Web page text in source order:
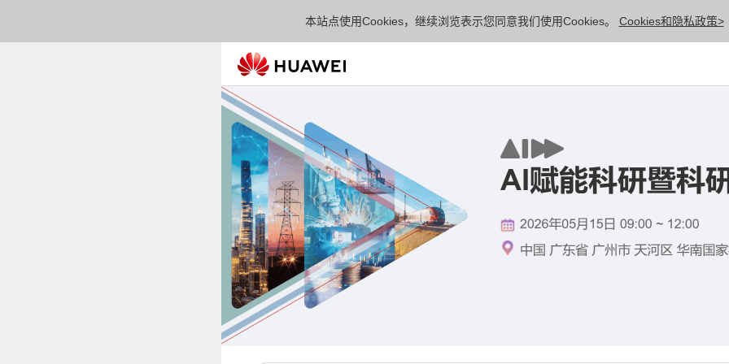
本站点使用Cookies，继续浏览表示您同意我们使用Cookies。 Cookies和隐私政策>